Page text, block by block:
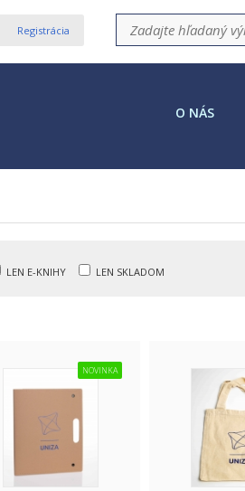
Registrácia
O NÁS
LEN E-KNIHY LEN SKLADOM
NOVINKA